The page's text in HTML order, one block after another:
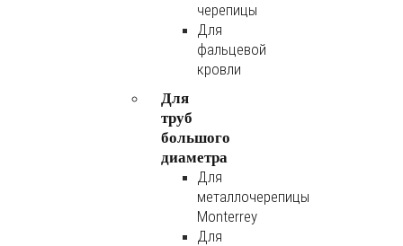
черепицы
Для
фальцевой
кровли
Для
труб
большого
диаметра
Для
металлочерепицы
Monterrey
Для